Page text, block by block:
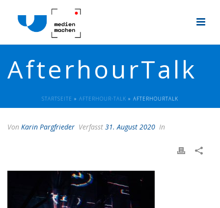
AfterhourTalk
STARTSEITE » AFTERHOUR-TALK » AFTERHOURTALK
Von Karin Pargfrieder Verfasst 31. August 2020 In